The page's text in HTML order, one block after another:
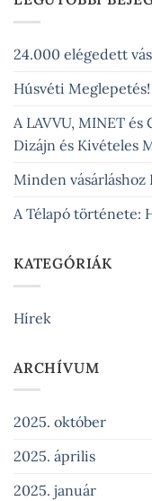
24.000 elégedett
Húsvéti
A LAVVU, MINET
Dizájn és Kivételes
Minden vásárláshoz
A Télapó története:
KATEGÓRIÁK
Hírek
ARCHÍVUM
2025. október
2025. április
2025. január